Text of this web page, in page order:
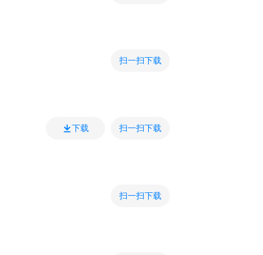
扫一扫下载
下载 扫一扫下载
扫一扫下载